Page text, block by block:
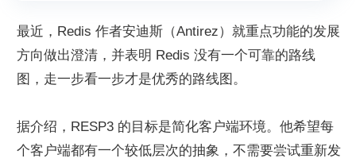
最近，Redis 作者安迪斯（Antirez）就重点功能的发展
方向做出澄清，并表明 Redis 没有一个可靠的路线
图，走一步看一步才是优秀的路线图。
据介绍，RESP3 的目标是简化客户端环境。他希望每
个客户端都有一个较低层次的抽象，不需要尝试重新发